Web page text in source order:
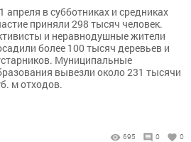
апреля в субботниках и средниках
приняли 298 тысяч человек.
и неравнодушные жители
более 100 тысяч деревьев и
Муниципальные
вывезли около 231 тысячи
м отходов.
695 0 0